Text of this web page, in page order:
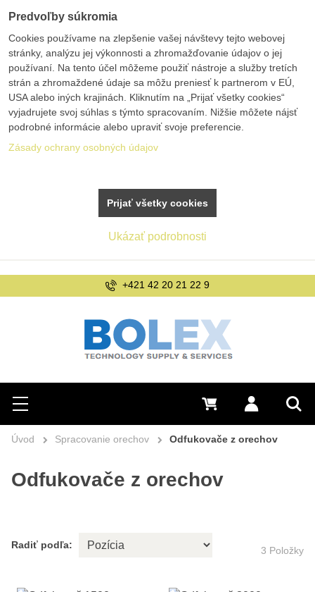
Hľadať
Menu Prihlásiť sa
0 €
+421 42 20 21 22 9
Úvod Spracovanie orechov Odfukovače z orechov
Odfukovače z orechov
Radiť podľa: 3 Položky
Predvoľby súkromia
Cookies používame na zlepšenie vašej návštevy tejto webovej
stránky, analýzu jej výkonnosti a zhromažďovanie údajov o jej
používaní. Na tento účel môžeme použiť nástroje a služby tretích
strán a zhromaždené údaje sa môžu preniesť k partnerom v EÚ,
USA alebo iných krajinách. Kliknutím na „Prijať všetky cookies“
vyjadrujete svoj súhlas s týmto spracovaním. Nižšie môžete nájsť
podrobné informácie alebo upraviť svoje preferencie.
Zásady ochrany osobných údajov
Ukázať podrobnosti
Prijať všetky cookies